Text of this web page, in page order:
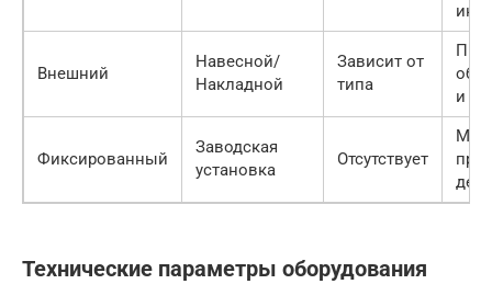
Внешний
Навесной/
Накладной
Зависит от
типа
и
Фиксированный
Заводская
установка
Отсутствует
Технические параметры оборудования